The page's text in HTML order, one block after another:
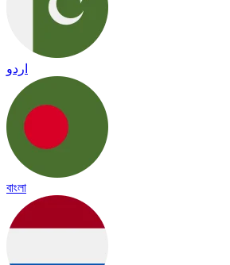
اردو
বাংলা